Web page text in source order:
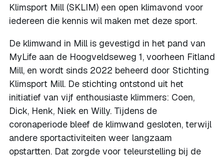
Klimsport Mill (SKLIM) een open klimavond voor
iedereen die kennis wil maken met deze sport.
De klimwand in Mill is gevestigd in het pand van
MyLife aan de Hoogveldseweg 1, voorheen Fitland
Mill, en wordt sinds 2022 beheerd door Stichting
Klimsport Mill. De stichting ontstond uit het
initiatief van vijf enthousiaste klimmers: Coen,
Dick, Henk, Niek en Willy. Tijdens de
coronaperiode bleef de klimwand gesloten, terwijl
andere sportactiviteiten weer langzaam
opstartten. Dat zorgde voor teleurstelling bij de